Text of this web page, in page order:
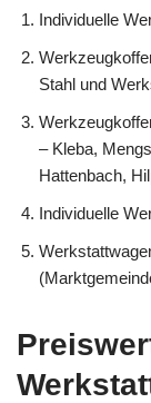
Individuelle
Stahl und
– Kleba,
Hattenbach,
Individuelle